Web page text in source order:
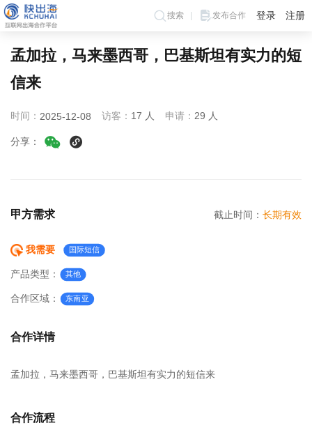
搜索 发布合作 登录 注册
孟加拉，马来墨西哥，巴基斯坦有实力的短
信来
时间： 2025-12-08 访客： 17 人 申请： 29 人
分享：
甲方需求 截止时间： 长期有效
我需要 国际短信
产品类型： 其他
合作区域： 东南亚
合作详情
孟加拉，马来墨西哥，巴基斯坦有实力的短信来
合作流程